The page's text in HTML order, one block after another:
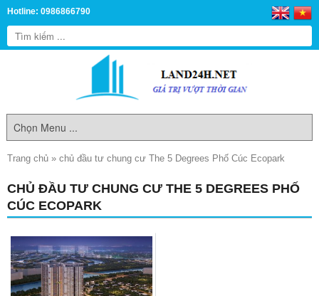
Hotline: 0986866790
Trang chủ » chủ đầu tư chung cư The 5 Degrees Phố Cúc Ecopark
CHỦ ĐẦU TƯ CHUNG CƯ THE 5 DEGREES PHỐ
CÚC ECOPARK